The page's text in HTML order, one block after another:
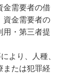
金需要者の借
資金需要者の
用・第三者提
より、人種、
または犯罪経